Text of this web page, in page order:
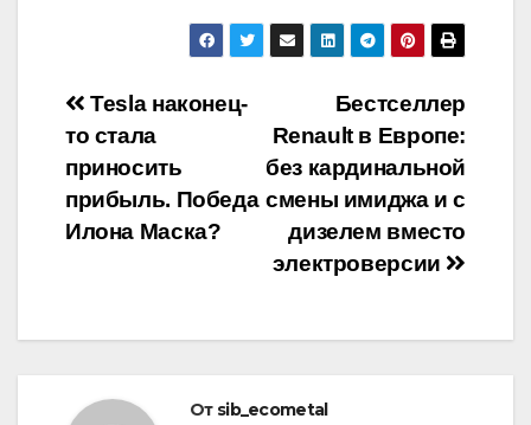
Навигация
по
записям
Бестселлер
Renault в Европе:
без кардинальной
смены имиджа и с
дизелем вместо
электроверсии
Tesla наконец-
то стала
приносить
прибыль. Победа
Илона Маска?
От sib_ecometal